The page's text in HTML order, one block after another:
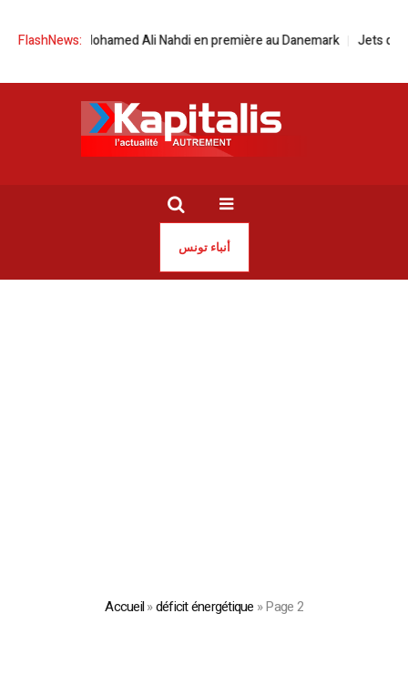
FlashNews:
Ali Nahdi en première au Danemark Jets de déchets sur les
أنباء تونس
Accueil»déficit énergétique »Page 2